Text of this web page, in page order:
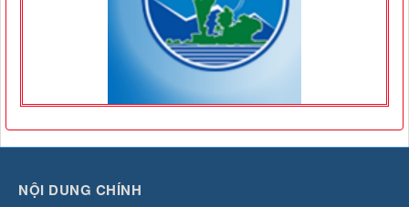
NỘI DUNG CHÍNH